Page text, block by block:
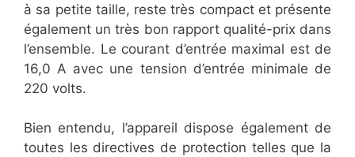
à sa petite taille, reste très compact et présente
également un très bon rapport qualité-prix dans
l’ensemble. Le courant d’entrée maximal est de
16,0 A avec une tension d’entrée minimale de
220 volts.
Bien entendu, l’appareil dispose également de
toutes les directives de protection telles que la